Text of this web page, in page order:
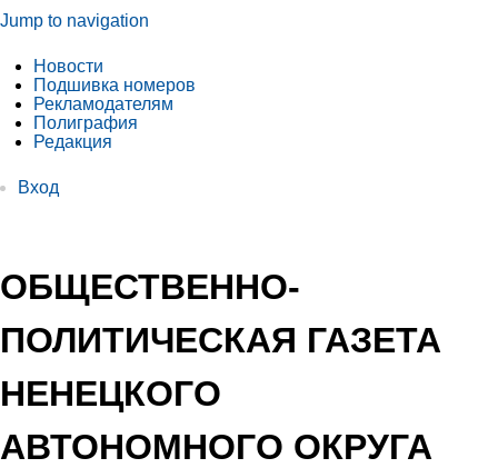
Jump to navigation
Новости
Подшивка номеров
Рекламодателям
Полиграфия
Редакция
Вход
ОБЩЕСТВЕННО-
ПОЛИТИЧЕСКАЯ ГАЗЕТА
НЕНЕЦКОГО
АВТОНОМНОГО ОКРУГА